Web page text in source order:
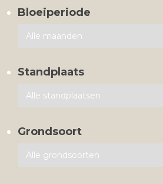
Bloeiperiode
Standplaats
Grondsoort